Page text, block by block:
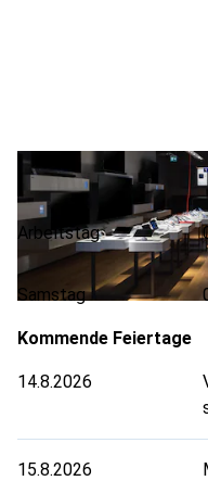
Öffnungszeiten
Arbeitstag
Samstag
Kommende Feiertage
14.8.2026
15.8.2026